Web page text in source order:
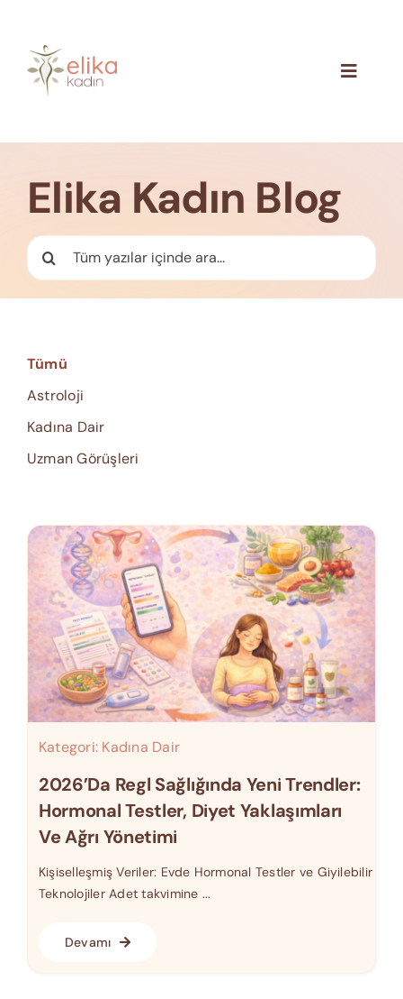
content
Toggle
İletişim
Elika Kadın Blog
Ara:
Tümü
Astroloji
Kadına Dair
Uzman Görüşleri
Kategori: Kadına Dair
2026’da Regl Sağlığında Yeni Trendler:
Hormonal Testler, Diyet Yaklaşımları
Ve Ağrı Yönetimi
Kişiselleşmiş Veriler: Evde Hormonal Testler ve Giyilebilir
Teknolojiler Adet takvimine ...
Devamı